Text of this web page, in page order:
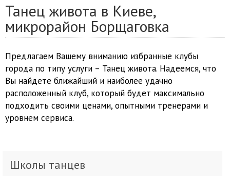
Танец живота в Киеве,
микрорайон Борщаговка
Предлагаем Вашему вниманию избранные клубы
города по типу услуги – Танец живота. Надеемся, что
Вы найдете ближайший и наиболее удачно
расположенный клуб, который будет максимально
подходить своими ценами, опытными тренерами и
уровнем сервиса.
Школы танцев